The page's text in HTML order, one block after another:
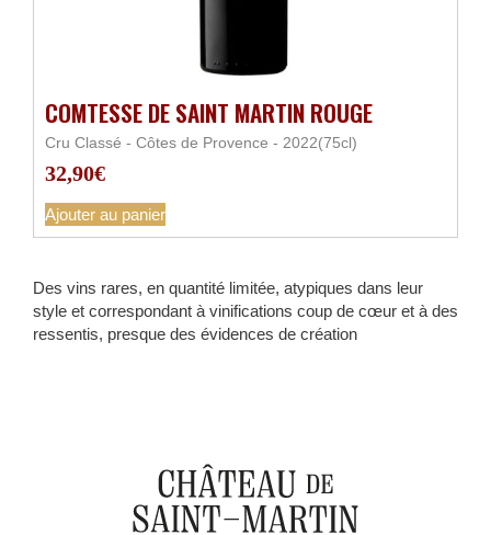
COMTESSE DE SAINT MARTIN ROUGE
Cru Classé - Côtes de Provence - 2022(75cl)
32,90€
Ajouter au panier
Des vins rares, en quantité limitée, atypiques dans leur
style et correspondant à vinifications coup de cœur et à des
ressentis, presque des évidences de création